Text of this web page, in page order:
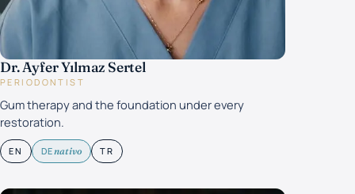
Dr. Ayfer Yılmaz Sertel
PERIODONTIST
Gum therapy and the foundation under every
restoration.
EN DEnativo TR